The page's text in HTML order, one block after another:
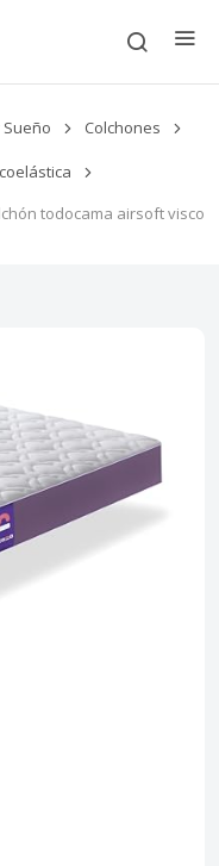
Colchones
todocama airsoft visco